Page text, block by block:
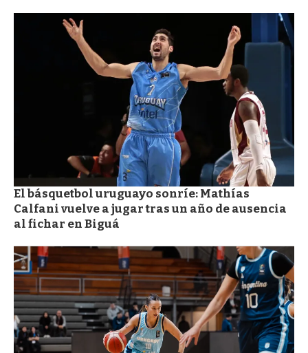
El básquetbol uruguayo sonríe: Mathías
Calfani vuelve a jugar tras un año de ausencia
al fichar en Biguá